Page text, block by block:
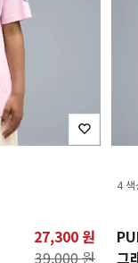
27,300 원
39,000 원
4 색
그